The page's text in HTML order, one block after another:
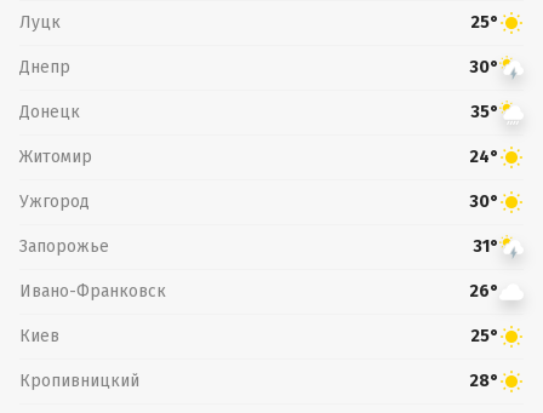
Луцк 25°
Днепр 30°
Донецк 35°
Житомир 24°
Ужгород 30°
Запорожье 31°
Ивано-Франковск 26°
Киев 25°
Кропивницкий 28°